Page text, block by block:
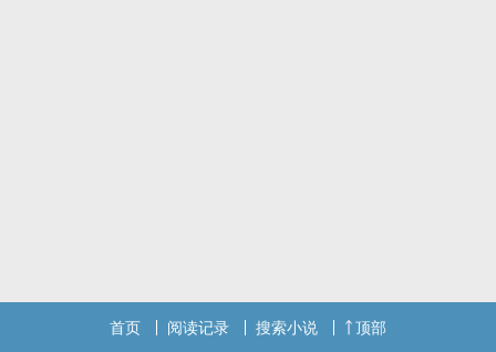
首页 阅读记录 搜索小说 顶部